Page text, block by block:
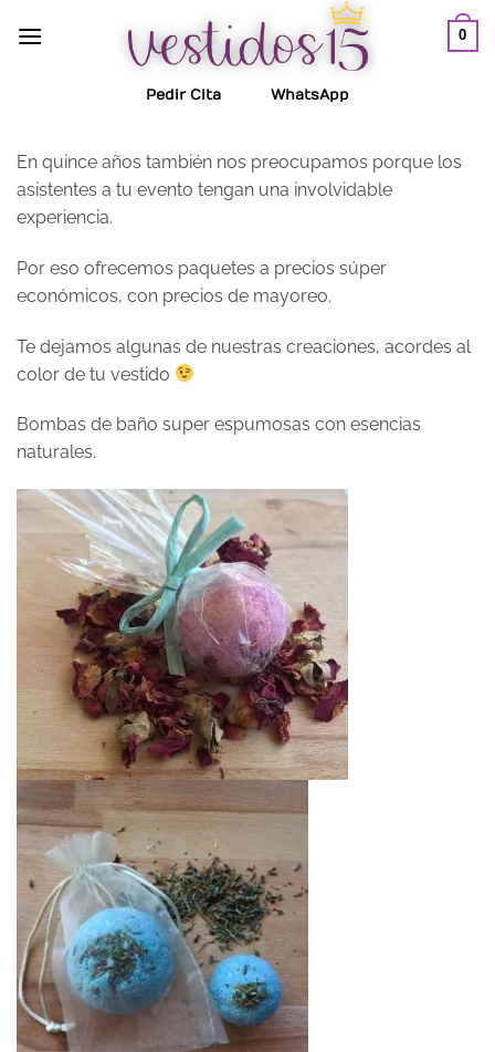
0
Pedir Cita WhatsApp
En quince años también nos preocupamos porque los
asistentes a tu evento tengan una involvidable
experiencia.
Por eso ofrecemos paquetes a precios súper
económicos, con precios de mayoreo.
Te dejamos algunas de nuestras creaciones, acordes al
color de tu vestido
Bombas de baño super espumosas con esencias
naturales.